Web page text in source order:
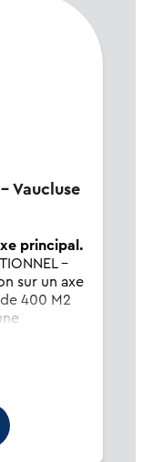
principal.
-
sur un axe
400 M2
ayant une
local en